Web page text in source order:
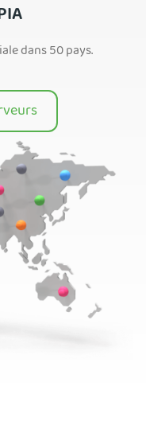
dans 50 pays.